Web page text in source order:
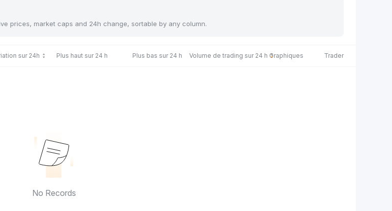
prices, market caps and 24h change, sortable by any column.
sur 24h Plus haut sur 24 h Plus bas sur 24 h Volume de trading sur 24 h Graphiques Trader
No Records